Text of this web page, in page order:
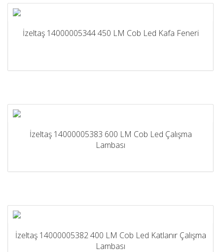
İzeltaş 14000005344 450 LM Cob Led Kafa Feneri
İzeltaş 14000005383 600 LM Cob Led Çalışma
Lambası
İzeltaş 14000005382 400 LM Cob Led Katlanır Çalışma
Lambası